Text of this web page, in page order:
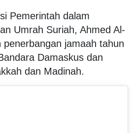
Pemerintah dalam
Umrah Suriah, Ahmed Al-
penerbangan jamaah tahun
Damaskus dan
dan Madinah.